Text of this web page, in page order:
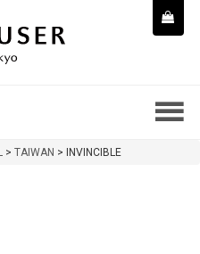
> TAIWAN > INVINCIBLE